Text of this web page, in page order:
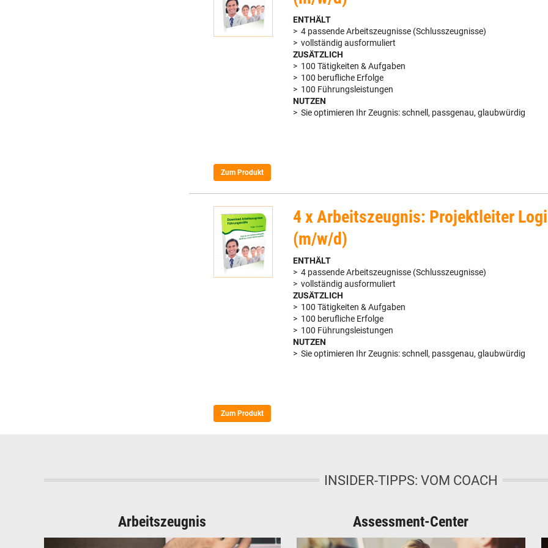
ENTHÄLT
> 4 passende Arbeitszeugnisse (Schlusszeugnisse)
> vollständig ausformuliert
ZUSÄTZLICH
> 100 Tätigkeiten & Aufgaben
> 100 berufliche Erfolge
> 100 Führungsleistungen
NUTZEN
> Sie optimieren Ihr Zeugnis: schnell, passgenau, glaubwürdig
Zum Produkt
4 x Arbeitszeugnis: Projektleiter
(m/w/d)
ENTHÄLT
> 4 passende Arbeitszeugnisse (Schlusszeugnisse)
> vollständig ausformuliert
ZUSÄTZLICH
> 100 Tätigkeiten & Aufgaben
> 100 berufliche Erfolge
> 100 Führungsleistungen
NUTZEN
> Sie optimieren Ihr Zeugnis: schnell, passgenau, glaubwürdig
Zum Produkt
INSIDER-TIPPS: VOM COACH
Arbeitszeugnis Assessment-Center